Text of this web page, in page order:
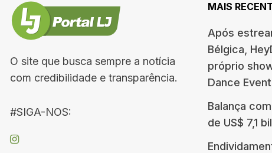
O site que busca sempre a notícia
com credibilidade e transparência.
#SIGA-NOS:
MAIS
Após
Bélgica,
próprio
Dance
Balança
de US$ 7,1